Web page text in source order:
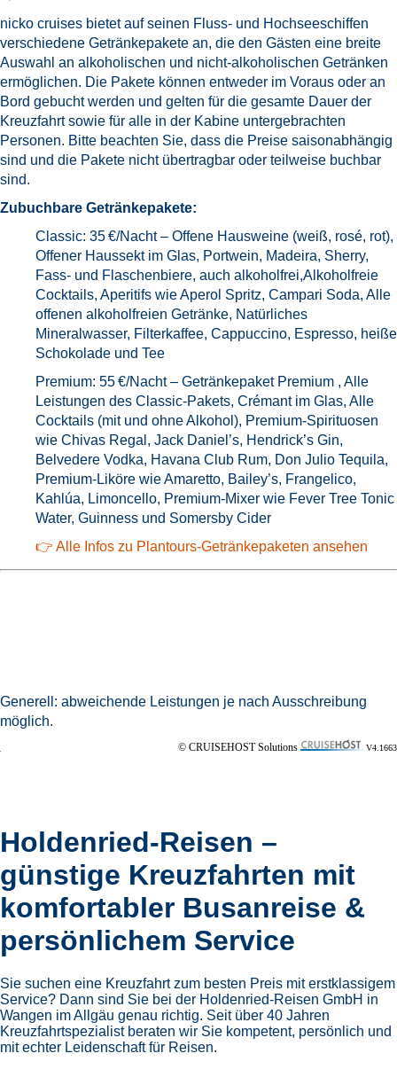
nicko cruises bietet auf seinen Fluss- und Hochseeschiffen
verschiedene Getränkepakete an, die den Gästen eine breite
Auswahl an alkoholischen und nicht-alkoholischen Getränken
ermöglichen. Die Pakete können entweder im Voraus oder an
Bord gebucht werden und gelten für die gesamte Dauer der
Kreuzfahrt sowie für alle in der Kabine untergebrachten
Personen. Bitte beachten Sie, dass die Preise saisonabhängig
sind und die Pakete nicht übertragbar oder teilweise buchbar
sind.
Zubuchbare Getränkepakete:
Classic: 35 €/Nacht – Offene Hausweine (weiß, rosé, rot),
Offener Haussekt im Glas, Portwein, Madeira, Sherry,
Fass- und Flaschenbiere, auch alkoholfrei,Alkoholfreie
Cocktails, Aperitifs wie Aperol Spritz, Campari Soda, Alle
offenen alkoholfreien Getränke, Natürliches
Mineralwasser, Filterkaffee, Cappuccino, Espresso, heiße
Schokolade und Tee
Premium: 55 €/Nacht – Getränkepaket Premium , Alle
Leistungen des Classic-Pakets, Crémant im Glas, Alle
Cocktails (mit und ohne Alkohol), Premium-Spirituosen
wie Chivas Regal, Jack Daniel’s, Hendrick’s Gin,
Belvedere Vodka, Havana Club Rum, Don Julio Tequila,
Premium-Liköre wie Amaretto, Bailey’s, Frangelico,
Kahlúa, Limoncello, Premium-Mixer wie Fever Tree Tonic
Water, Guinness und Somersby Cider
👉 Alle Infos zu Plantours-Getränkepaketen ansehen
Generell: abweichende Leistungen je nach Ausschreibung
möglich.
© CRUISEHOST Solutions V4.1663
Holdenried-Reisen –
günstige Kreuzfahrten mit
komfortabler Busanreise &
persönlichem Service
Sie suchen eine Kreuzfahrt zum besten Preis mit erstklassigem
Service? Dann sind Sie bei der Holdenried-Reisen GmbH in
Wangen im Allgäu genau richtig. Seit über 40 Jahren
Kreuzfahrtspezialist beraten wir Sie kompetent, persönlich und
mit echter Leidenschaft für Reisen.